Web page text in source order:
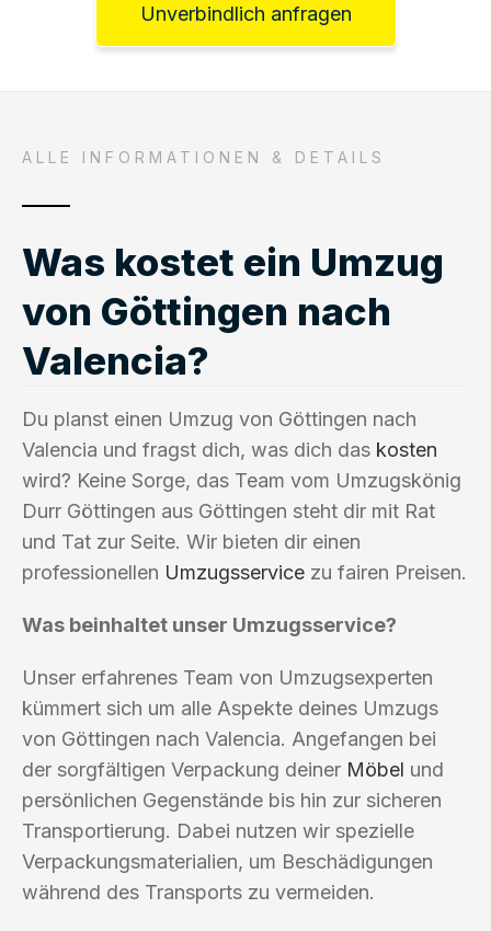
Unverbindlich anfragen
ALLE INFORMATIONEN & DETAILS
Was kostet ein Umzug
von Göttingen nach
Valencia?
Du planst einen Umzug von Göttingen nach
Valencia und fragst dich, was dich das kosten
wird? Keine Sorge, das Team vom Umzugskönig
Durr Göttingen aus Göttingen steht dir mit Rat
und Tat zur Seite. Wir bieten dir einen
professionellen Umzugsservice zu fairen Preisen.
Was beinhaltet unser Umzugsservice?
Unser erfahrenes Team von Umzugsexperten
kümmert sich um alle Aspekte deines Umzugs
von Göttingen nach Valencia. Angefangen bei
der sorgfältigen Verpackung deiner Möbel und
persönlichen Gegenstände bis hin zur sicheren
Transportierung. Dabei nutzen wir spezielle
Verpackungsmaterialien, um Beschädigungen
während des Transports zu vermeiden.